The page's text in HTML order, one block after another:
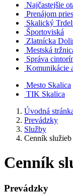
Najčastejšie
Prenájom
Skalický
Športoviská
Zlatnícka
Mestská
Správa
Komunikácie
Mesto Skalica
TIK Skalica
Úvodná
Prevádzky
Služby
Cenník služieb
Cenník
Prevádzky